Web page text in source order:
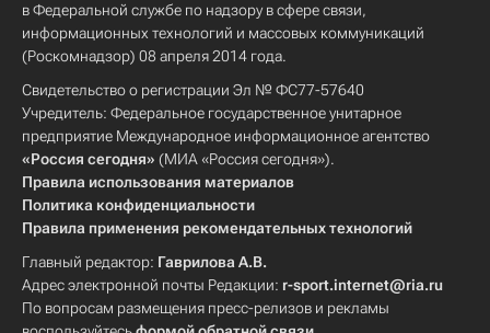
в Федеральной службе по надзору в сфере связи,
информационных технологий и массовых коммуникаций
(Роскомнадзор) 08 апреля 2014 года.
Свидетельство о регистрации Эл № ФС77-57640
Учредитель: Федеральное государственное унитарное
предприятие Международное информационное агентство
«Россия сегодня» (МИА «Россия сегодня»).
Правила использования материалов
Политика конфиденциальности
Правила применения рекомендательных технологий
Главный редактор: Гаврилова А.В.
Адрес электронной почты Редакции: r-sport.internet@ria.ru
По вопросам размещения пресс-релизов и рекламы